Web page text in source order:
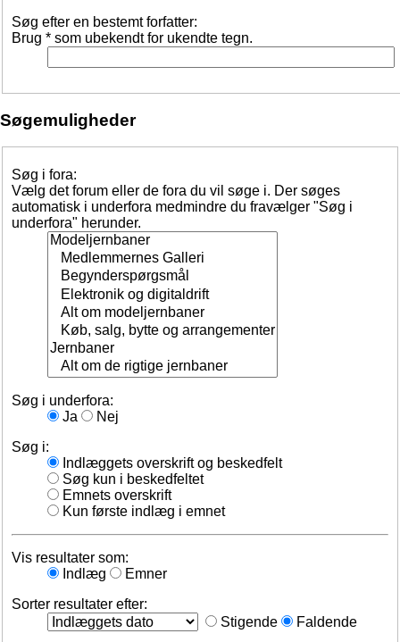
Søg efter en bestemt forfatter:
Brug * som ubekendt for ukendte tegn.
Søgemuligheder
Søg i fora:
Vælg det forum eller de fora du vil søge i. Der søges
automatisk i underfora medmindre du fravælger "Søg i
underfora" herunder.
Søg i underfora:
Ja
Nej
Søg i:
Indlæggets overskrift og beskedfelt
Søg kun i beskedfeltet
Emnets overskrift
Kun første indlæg i emnet
Vis resultater som:
Indlæg
Emner
Sorter resultater efter:
Stigende
Faldende